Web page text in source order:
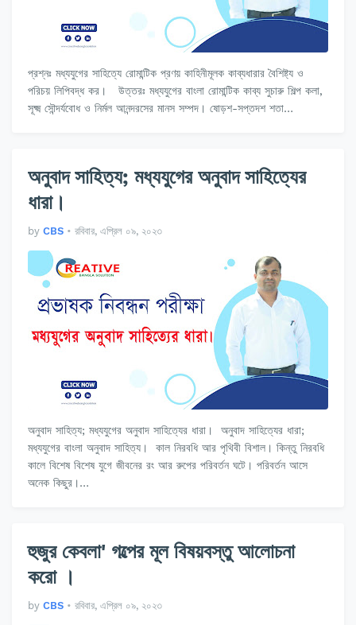
প্রশ্নঃ মধ্যযুগের সাহিত্যে রোমান্টিক প্রণয় কাহিনীমূলক কাব্যধারার বৈশিষ্ট্য ও
পরিচয় লিপিবদ্ধ কর। উত্তরঃ মধ্যযুগের বাংলা রোমান্টিক কাব্য সুচারু শিল্প কলা,
সূক্ষ্ম সৌন্দর্যবোধ ও নির্মল আনন্দরসের মানস সম্পদ। ষোড়শ-সপ্তদশ শতা…
অনুবাদ সাহিত্য; মধ্যযুগের অনুবাদ সাহিত্যের
ধারা।
by CBS • রবিবার, এপ্রিল ০৯, ২০২৩
অনুবাদ সাহিত্য; মধ্যযুগের অনুবাদ সাহিত্যের ধারা। অনুবাদ সাহিত্যের ধারা;
মধ্যযুগের বাংলা অনুবাদ সাহিত্য। কাল নিরবধি আর পৃথিবী বিশাল। কিন্তু নিরবধি
কালে বিশেষ বিশেষ যুগে জীবনের রং আর রুপের পরিবর্তন ঘটে। পরিবর্তন আসে
অনেক কিছুর।…
হুজুর কেবলা' গল্পের মূল বিষয়বস্তু আলোচনা
করো ।
by CBS • রবিবার, এপ্রিল ০৯, ২০২৩